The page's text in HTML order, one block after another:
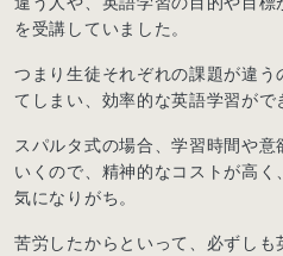
を受講していました。
つまり生徒それぞれの課題が違
てしまい、効率的な英語学習がで
スパルタ式の場合、学習時間や
いくので、精神的なコストが高
気になりがち。
苦労したからといって、必ずし